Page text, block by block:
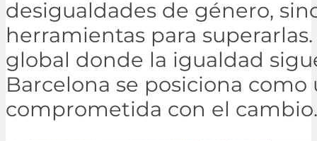
desigualdades de género,
herramientas para
global donde la igualdad
Barcelona se posiciona como
comprometida con el cambio.